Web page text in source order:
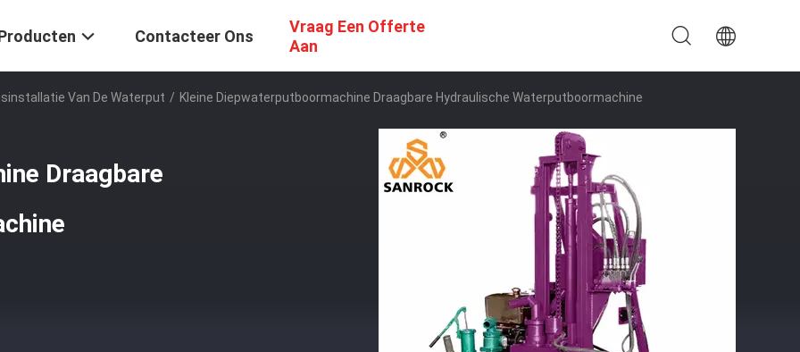
Contacteer Ons
Vraag Een Offerte
Aan
Van De Waterput / Kleine Diepwaterputboormachine Draagbare Hydraulische Waterputboormachine
Draagbare